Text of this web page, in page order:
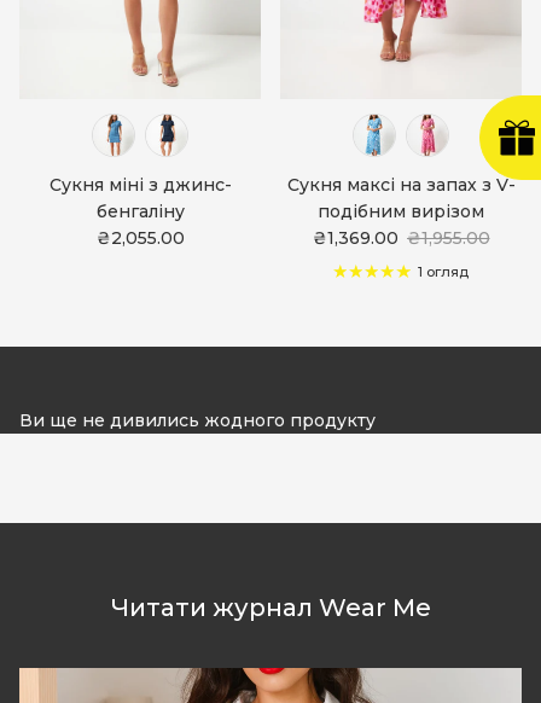
Сукня міні з джинс-
бенгаліну
₴2,055.00
Сукня максі на запах з V-
подібним вирізом
₴1,369.00 ₴1,955.00
1 огляд
Ви ще не дивились жодного продукту
Читати журнал Wear Me